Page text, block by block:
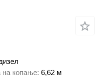
на копање 6,62 м